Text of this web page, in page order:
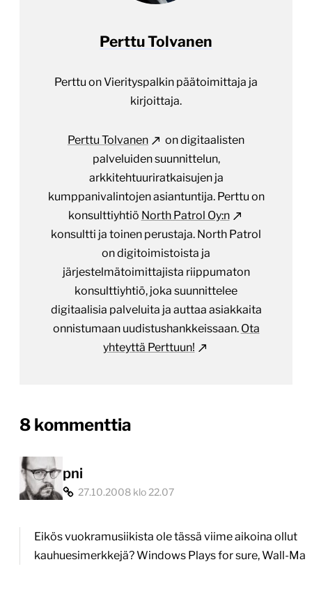
Perttu Tolvanen
Perttu on Vierityspalkin päätoimittaja ja
kirjoittaja.
Perttu Tolvanen
on digitaalisten
palveluiden suunnittelun,
arkkitehtuuriratkaisujen ja
kumppanivalintojen asiantuntija. Perttu on
konsulttiyhtiö North Patrol Oy:n
konsultti ja toinen perustaja. North Patrol
on digitoimistoista ja
järjestelmätoimittajista riippumaton
konsulttiyhtiö, joka suunnittelee
digitaalisia palveluita ja auttaa asiakkaita
onnistumaan uudistushankkeissaan. Ota
yhteyttä Perttuun!
8 kommenttia
tarjoaa
kuukausimaksulla,
pni
27.10.2008 klo 22.07
Eikös vuokramusiikista ole tässä viime aikoina ollut
kauhuesimerkkejä? Windows Plays for sure, Wall-